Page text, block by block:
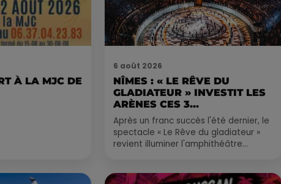
À LA MJC DE
6 août 2026
NÎMES : « LE RÊVE DU
GLADIATEUR » INVESTIT LES
ARÈNES CES 3...
Après un franc succès l'été dernier, le
spectacle « Le Rêve du gladiateur »
revient illuminer l'amphithéâtre